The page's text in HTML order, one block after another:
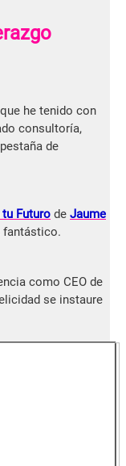
he tenido con
consultoría,
de
tu Futuro de Jaume
fantástico.
como CEO de
se instaure